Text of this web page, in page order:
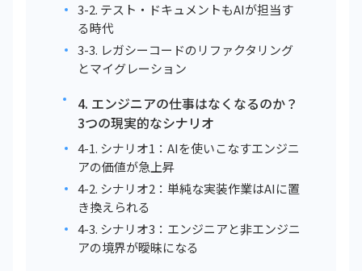
3-2. テスト・ドキュメントもAIが担当す
る時代
3-3. レガシーコードのリファクタリング
とマイグレーション
4. エンジニアの仕事はなくなるのか？
3つの現実的なシナリオ
4-1. シナリオ1：AIを使いこなすエンジニ
アの価値が急上昇
4-2. シナリオ2：単純な実装作業はAIに置
き換えられる
4-3. シナリオ3：エンジニアと非エンジニ
アの境界が曖昧になる